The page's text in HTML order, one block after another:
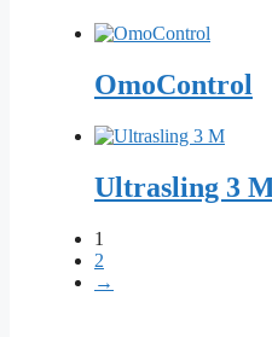
OmoControl
Ultrasling 3
1
2
→